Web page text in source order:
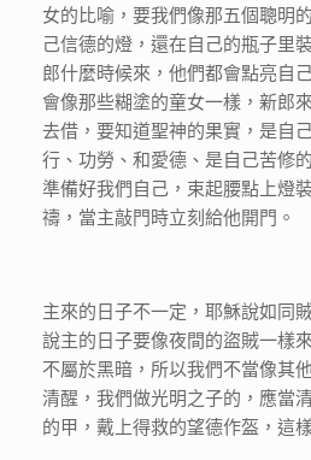
女的比喻，要我們像那五個聰明
己信德的燈，還在自己的瓶子里
郎什麼時候來，他們都會點亮自
會像那些糊塗的童女一樣，新郎
去借，要知道聖神的果實，是自
行、功勞、和愛德、是自己苦修
準備好我們自己，束起腰點上燈
禱，當主敲門時立刻給他開門。
主來的日子不一定，耶穌說如同
說主的日子要像夜間的盜賊一樣
不屬於黑暗，所以我們不當像其
清醒，我們做光明之子的，應當
的甲，戴上得救的望德作盔，這